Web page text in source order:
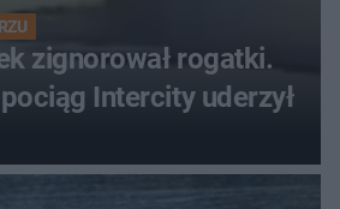
zignorował rogatki.
Intercity uderzył